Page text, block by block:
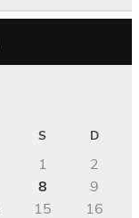
S D
1
2
8
9
15
16